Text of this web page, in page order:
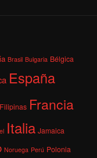
Brasil Bulgaria Bélgica
España
Filipinas Francia
Italia Jamaica
Noruega Perú Polonia